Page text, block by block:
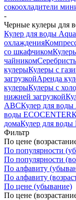
сокоохладители
-
Черные кулеры для
Кулер для воды
охлаждения
со шкафчиком
чайником
кулерыКулеры с
загрузкойАренда
кулерыКулеры с
нижней загрузкой
ABCКулер для
воды ECOCENTER
домаКулер для воды
Фильтр
По цене
По популярности
По популярности
По алфавиту
По алфавиту
По цене (убывание)
По цене